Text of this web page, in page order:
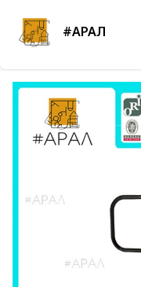
#АРАЛ